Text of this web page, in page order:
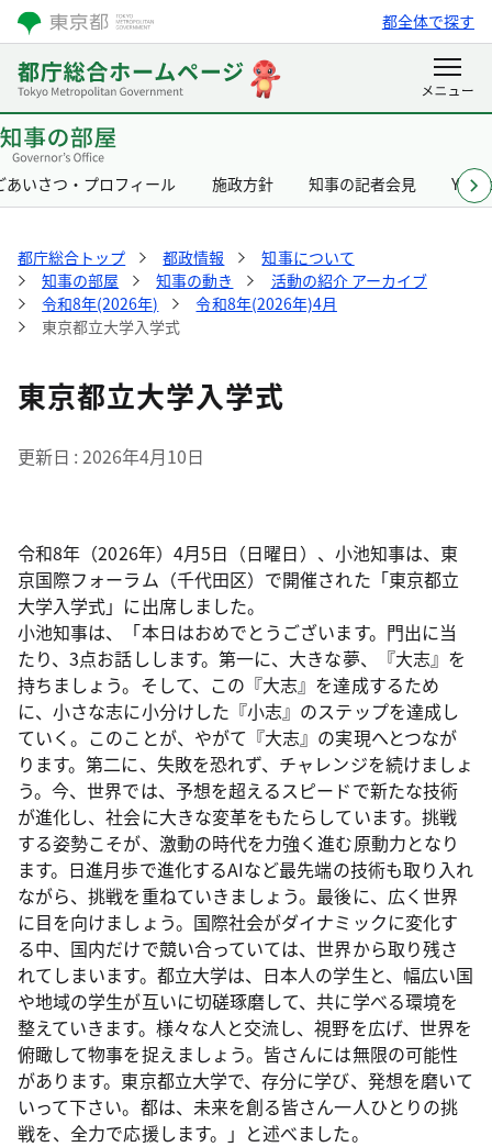
都全体で探す
あいさつ・プロフィール 施政方針 知事の記者会見
都庁総合トップ 都政情報
知事について
知事の部屋
知事の動き
活動の紹介 アーカイブ
令和8年(2026年)
令和8年(2026年)4月
東京都立大学入学式
東京都立大学入学式
更新日 2026年4月10日
令和8年（2026年）4月5日（日曜日）、小池知事は、東
京国際フォーラム（千代田区）で開催された「東京都立
大学入学式」に出席しました。
小池知事は、「本日はおめでとうございます。門出に当
たり、3点お話しします。第一に、大きな夢、『大志』を
持ちましょう。そして、この『大志』を達成するため
に、小さな志に小分けした『小志』のステップを達成し
ていく。このことが、やがて『大志』の実現へとつなが
ります。第二に、失敗を恐れず、チャレンジを続けましょ
う。今、世界では、予想を超えるスピードで新たな技術
が進化し、社会に大きな変革をもたらしています。挑戦
する姿勢こそが、激動の時代を力強く進む原動力となり
ます。日進月歩で進化するAIなど最先端の技術も取り入れ
ながら、挑戦を重ねていきましょう。最後に、広く世界
に目を向けましょう。国際社会がダイナミックに変化す
る中、国内だけで競い合っていては、世界から取り残さ
れてしまいます。都立大学は、日本人の学生と、幅広い国
や地域の学生が互いに切磋琢磨して、共に学べる環境を
整えていきます。様々な人と交流し、視野を広げ、世界を
俯瞰して物事を捉えましょう。皆さんには無限の可能性
があります。東京都立大学で、存分に学び、発想を磨いて
いって下さい。都は、未来を創る皆さん一人ひとりの挑
戦を、全力で応援します。」と述べました。